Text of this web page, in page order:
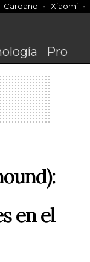
Cardano Xiaomi
Pro
en el